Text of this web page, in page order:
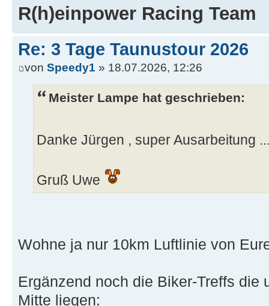
R(h)einpower Racing Team
Re: 3 Tage Taunustour 2026
von Speedy1 » 18.07.2026, 12:26
Meister Lampe hat geschrieben:
Danke Jürgen , super Ausarbeitung
Gruß Uwe
Wohne ja nur 10km Luftlinie von
Ergänzend noch die Biker-Treffs die
Mitte liegen: